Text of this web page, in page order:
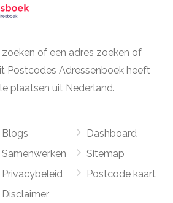
of een adres zoeken of
Postcodes Adressenboek heeft
plaatsen uit Nederland.
Blogs
Samenwerken
Privacybeleid
Disclaimer
Dashboard
Sitemap
Postcode kaart